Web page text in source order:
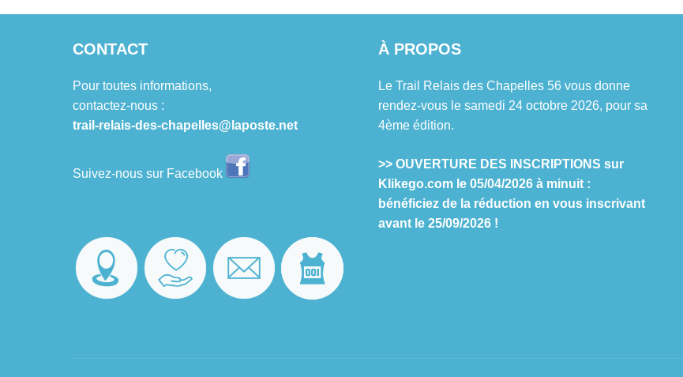
CONTACT
Pour toutes informations,
contactez-nous :
trail-relais-des-chapelles@laposte.net
Suivez-nous sur Facebook
À PROPOS
Le Trail Relais des Chapelles 56 vous donne
rendez-vous le samedi 24 octobre 2026, pour sa
4ème édition.
>> OUVERTURE DES INSCRIPTIONS sur
Klikego.com le 05/04/2026 à minuit :
bénéficiez de la réduction en vous inscrivant
avant le 25/09/2026 !